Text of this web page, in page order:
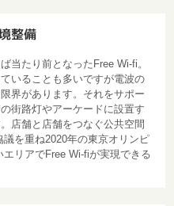
整備
当たり前となったFree Wi-fi。
いることも多いですが電波の
界があります。それをサポー
街路灯やアーケードに設置す
店舗と店舗をつなぐ公共空間
を重ね2020年の東京オリンピ
リアでFree Wi-fiが実現できる